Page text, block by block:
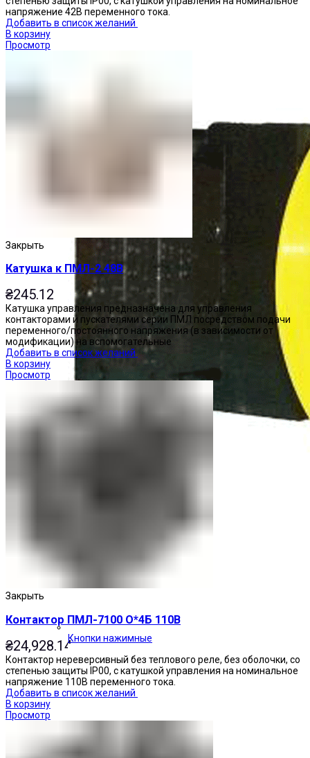
Кнопки нажимные
напряжение 42В переменного тока.
Добавить в список желаний
В корзину
Просмотр
Закрыть
Катушка к ПМЛ-2 48В
₴245.12
Катушка управления предназначена для управления
контакторами и пускателями серии ПМЛ посредством подачи
переменного/постоянного напряжения (в зависимости от
модификации) на вспомогательные
Добавить в список желаний
В корзину
Просмотр
Закрыть
Контактор ПМЛ-7100 О*4Б 110В
₴24,928.14
Контактор нереверсивный без теплового реле, без оболочки, со
степенью защиты IP00, с катушкой управления на номинальное
напряжение 110В переменного тока.
Добавить в список желаний
В корзину
Просмотр